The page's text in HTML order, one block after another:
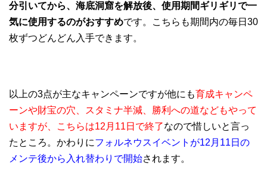
分引いてから、海底洞窟を解放後、使用期間ギリギリで一
気に使用するのがおすすめです。こちらも期間内の毎日30
枚ずつどんどん入手できます。
以上の3点が主なキャンペーンですが他にも育成キャンペ
ーンや財宝の穴、スタミナ半減、勝利への道などもやって
いますが、こちらは12月11日で終了なので惜しいと言っ
たところ。かわりにフォルネウスイベントが12月11日の
メンテ後から入れ替わりで開始されます。